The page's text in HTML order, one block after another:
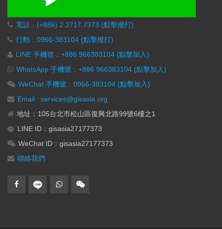
電話：(+886) 2.2717.7373 (點擊撥打)
行動：0966-383104 (點擊撥打)
LINE 手機號：+886 966383104 (點擊加入)
WhatsApp 手機號：+886 966383104 (點擊加入)
WeChat 手機號：0966-383104 (點擊加入)
Email : services@gisasia.org
地址：105台北市松山區復興北路99號6樓之1
LINE ID：gisasia27177373
WeChat ID：gisasia27177373
聯絡我們